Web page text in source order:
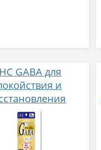
GABA для
и
после
20 капсул